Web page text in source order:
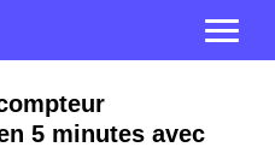
5 minutes avec